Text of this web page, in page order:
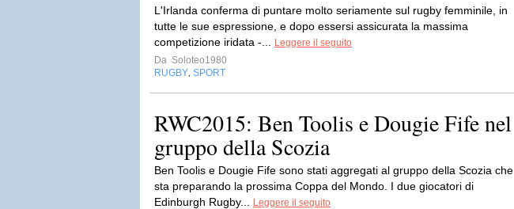
L'Irlanda conferma di puntare molto seriamente sul rugby femminile, in
tutte le sue espressione, e dopo essersi assicurata la massima
competizione iridata -...
Leggere il seguito
Da Soloteo1980
RUGBY SPORT
RWC2015: Ben Toolis e Dougie Fife nel
gruppo della Scozia
Ben Toolis e Dougie Fife sono stati aggregati al gruppo della Scozia che
sta preparando la prossima Coppa del Mondo. I due giocatori di
Edinburgh Rugby...
Leggere il seguito